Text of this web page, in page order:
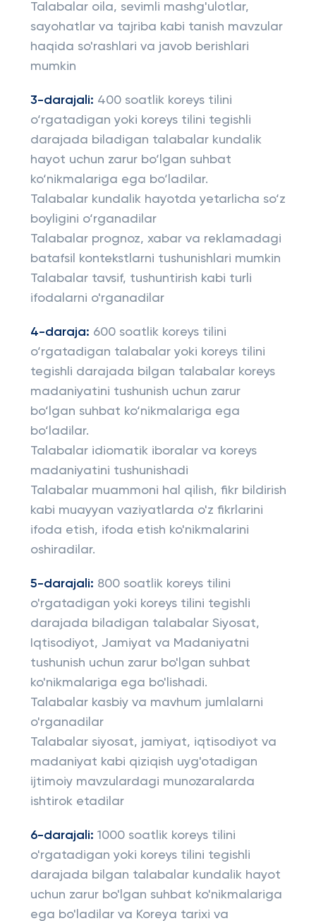
Talabalar oila, sevimli mashg'ulotlar,
sayohatlar va tajriba kabi tanish mavzular
haqida so'rashlari va javob berishlari
mumkin
3-darajali: 400 soatlik koreys tilini
o‘rgatadigan yoki koreys tilini tegishli
darajada biladigan talabalar kundalik
hayot uchun zarur bo‘lgan suhbat
ko‘nikmalariga ega bo‘ladilar.
Talabalar kundalik hayotda yetarlicha so‘z
boyligini o‘rganadilar
Talabalar prognoz, xabar va reklamadagi
batafsil kontekstlarni tushunishlari mumkin
Talabalar tavsif, tushuntirish kabi turli
ifodalarni o'rganadilar
4-daraja: 600 soatlik koreys tilini
o‘rgatadigan talabalar yoki koreys tilini
tegishli darajada bilgan talabalar koreys
madaniyatini tushunish uchun zarur
bo‘lgan suhbat ko‘nikmalariga ega
bo‘ladilar.
Talabalar idiomatik iboralar va koreys
madaniyatini tushunishadi
Talabalar muammoni hal qilish, fikr bildirish
kabi muayyan vaziyatlarda o'z fikrlarini
ifoda etish, ifoda etish ko'nikmalarini
oshiradilar.
5-darajali: 800 soatlik koreys tilini
o'rgatadigan yoki koreys tilini tegishli
darajada biladigan talabalar Siyosat,
Iqtisodiyot, Jamiyat va Madaniyatni
tushunish uchun zarur bo'lgan suhbat
ko'nikmalariga ega bo'lishadi.
Talabalar kasbiy va mavhum jumlalarni
o'rganadilar
Talabalar siyosat, jamiyat, iqtisodiyot va
madaniyat kabi qiziqish uyg'otadigan
ijtimoiy mavzulardagi munozaralarda
ishtirok etadilar
6-darajali: 1000 soatlik koreys tilini
o'rgatadigan yoki koreys tilini tegishli
darajada bilgan talabalar kundalik hayot
uchun zarur bo'lgan suhbat ko'nikmalariga
ega bo'ladilar va Koreya tarixi va